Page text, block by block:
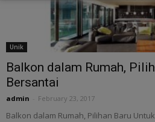
Unik
Balkon dalam Rumah,
Bersantai
admin February 23, 2017
Balkon dalam Rumah, Pilihan Baru